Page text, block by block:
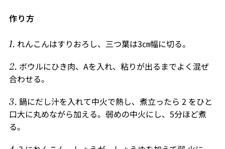
作り方
れんこんはすりおろし、三つ葉は3㎝幅に切る。
ボウルにひき肉、Aを入れ、粘りが出るまでよく混ぜ
合わせる。
鍋にだし汁を入れて中火で熱し、煮立ったら 2 をひと
口大に丸めながら加える。弱めの中火にし、5分ほど煮
る。